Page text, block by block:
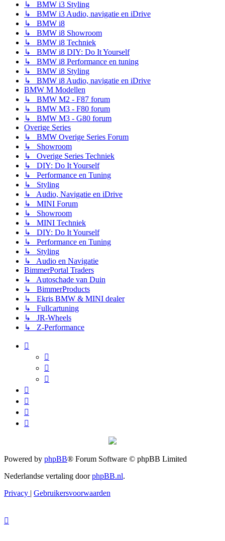
↳ BMW i3 Styling
↳ BMW i3 Audio, navigatie en iDrive
↳ BMW i8
↳ BMW i8 Showroom
↳ BMW i8 Techniek
↳ BMW i8 DIY: Do It Yourself
↳ BMW i8 Performance en tuning
↳ BMW i8 Styling
↳ BMW i8 Audio, navigatie en iDrive
BMW M Modellen
↳ BMW M2 - F87 forum
↳ BMW M3 - F80 forum
↳ BMW M3 - G80 forum
Overige Series
↳ BMW Overige Series Forum
↳ Showroom
↳ Overige Series Techniek
↳ DIY: Do It Yourself
↳ Performance en Tuning
↳ Styling
↳ Audio, Navigatie en iDrive
↳ MINI Forum
↳ Showroom
↳ MINI Techniek
↳ DIY: Do It Yourself
↳ Performance en Tuning
↳ Styling
↳ Audio en Navigatie
BimmerPortal Traders
↳ Autoschade van Duin
↳ BimmerProducts
↳ Ekris BMW & MINI dealer
↳ Fullcartuning
↳ JR-Wheels
↳ Z-Performance
Powered by phpBB® Forum Software © phpBB Limited
Nederlandse vertaling doorphpBB.nl.
Privacy | Gebruikersvoorwaarden